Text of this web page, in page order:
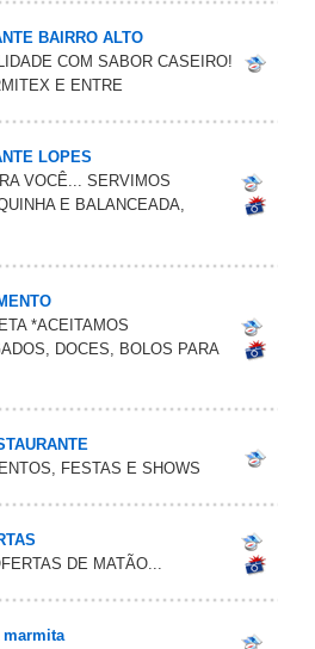
BAIRRO ALTO
COM SABOR CASEIRO!
E ENTRE
LOPES
VOCÊ... SERVIMOS
E BALANCEADA,
*ACEITAMOS
DOCES, BOLOS PARA
FESTAS E SHOWS
DE MATÃO...
marmita